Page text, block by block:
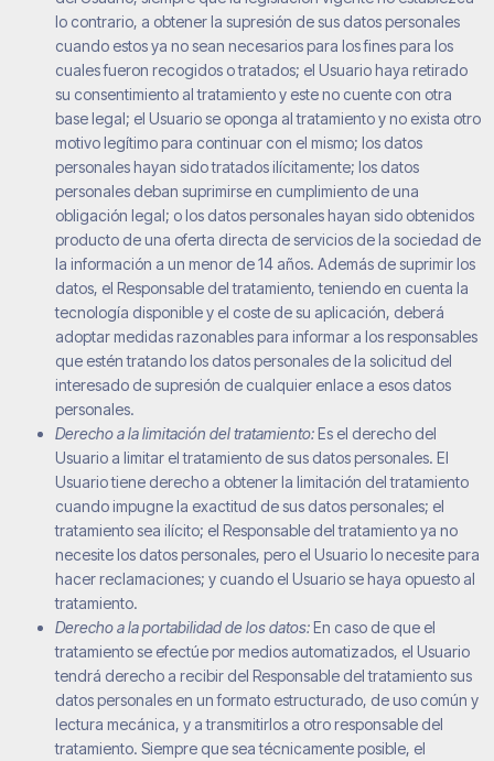
lo contrario, a obtener la supresión de sus datos personales
cuando estos ya no sean necesarios para los fines para los
cuales fueron recogidos o tratados; el Usuario haya retirado
su consentimiento al tratamiento y este no cuente con otra
base legal; el Usuario se oponga al tratamiento y no exista otro
motivo legítimo para continuar con el mismo; los datos
personales hayan sido tratados ilícitamente; los datos
personales deban suprimirse en cumplimiento de una
obligación legal; o los datos personales hayan sido obtenidos
producto de una oferta directa de servicios de la sociedad de
la información a un menor de 14 años. Además de suprimir los
datos, el Responsable del tratamiento, teniendo en cuenta la
tecnología disponible y el coste de su aplicación, deberá
adoptar medidas razonables para informar a los responsables
que estén tratando los datos personales de la solicitud del
interesado de supresión de cualquier enlace a esos datos
personales.
Derecho a la limitación del tratamiento:Es el derecho del
Usuario a limitar el tratamiento de sus datos personales. El
Usuario tiene derecho a obtener la limitación del tratamiento
cuando impugne la exactitud de sus datos personales; el
tratamiento sea ilícito; el Responsable del tratamiento ya no
necesite los datos personales, pero el Usuario lo necesite para
hacer reclamaciones; y cuando el Usuario se haya opuesto al
tratamiento.
Derecho a la portabilidad de los datos:En caso de que el
tratamiento se efectúe por medios automatizados, el Usuario
tendrá derecho a recibir del Responsable del tratamiento sus
datos personales en un formato estructurado, de uso común y
lectura mecánica, y a transmitirlos a otro responsable del
tratamiento. Siempre que sea técnicamente posible, el